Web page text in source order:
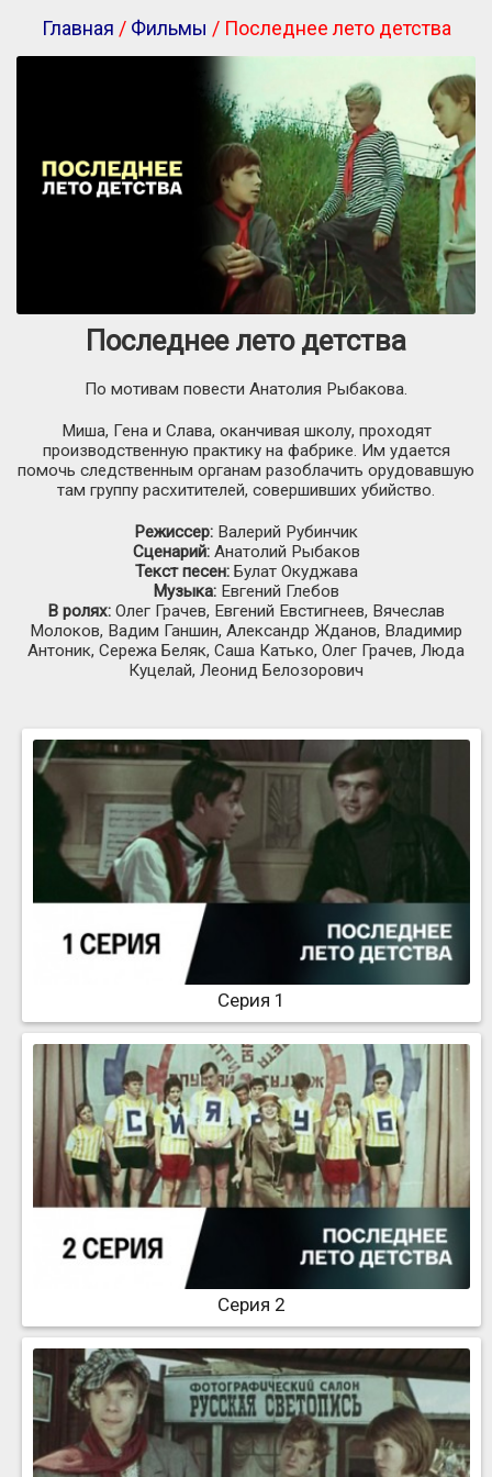
Главная / Фильмы / Последнее лето детства
Последнее лето детства
По мотивам повести Анатолия Рыбакова.
Миша, Гена и Слава, оканчивая школу, проходят
производственную практику на фабрике. Им удается
помочь следственным органам разоблачить орудовавшую
там группу расхитителей, совершивших убийство.
Режиссер: Валерий Рубинчик
Сценарий:Анатолий Рыбаков
Текст песен:Булат Окуджава
Музыка: Евгений Глебов
В ролях: Олег Грачев, Евгений Евстигнеев, Вячеслав
Молоков, Вадим Ганшин, Александр Жданов, Владимир
Антоник, Сережа Беляк, Саша Катько, Олег Грачев, Люда
Куцелай, Леонид Белозорович
Серия 1
Серия 2